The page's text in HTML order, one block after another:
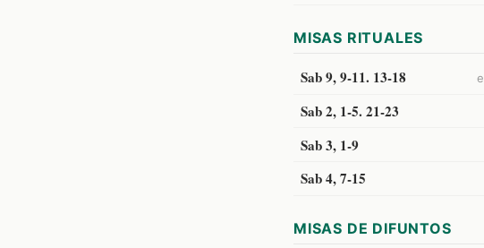
MISAS RITUALES
Sab 9, 9-11. 13-18
Sab 2, 1-5. 21-23
Sab 3, 1-9
Sab 4, 7-15
MISAS DE DIFUNTOS